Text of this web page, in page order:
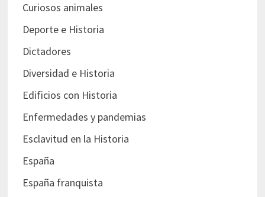
Curiosos animales
Deporte e Historia
Dictadores
Diversidad e Historia
Edificios con Historia
Enfermedades y pandemias
Esclavitud en la Historia
España
España franquista